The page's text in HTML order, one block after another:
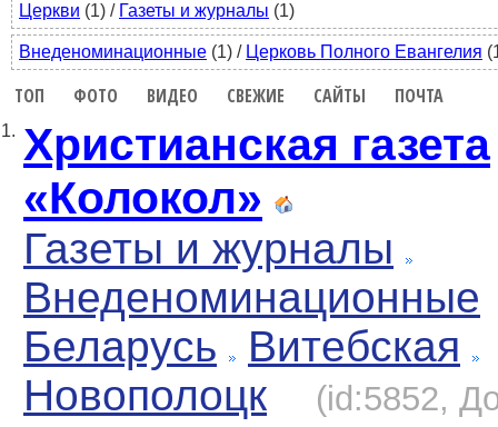
Церкви (1) / Газеты и журналы (1)
Внеденоминационные (1) / Церковь Полного Евангелия
ТОП ФОТО ВИДЕО СВЕЖИЕ САЙТЫ ПОЧТА
1. Христианская газета
«Колокол»
Газеты и журналы
Внеденоминационные
Беларусь
Витебская
Новополоцк
(id:5852,